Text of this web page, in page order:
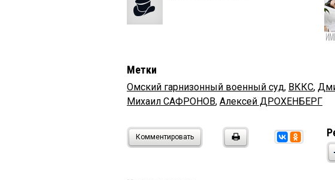
Метки
Омский гарнизонный военный суд, ВККС,
Михаил САФРОНОВ, Алексей ДРОХЕНБЕРГ
Комментировать